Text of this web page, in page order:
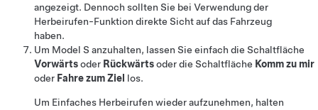
angezeigt. Dennoch sollten Sie bei Verwendung der
Herbeirufen-Funktion direkte Sicht auf das Fahrzeug
haben.
Um Model S anzuhalten, lassen Sie einfach die Schaltfläche
Vorwärtsoder Rückwärtsoder die Schaltfläche Komm zu mir
oder Fahre zum Ziel los.
Um Einfaches Herbeirufen wieder aufzunehmen, halten